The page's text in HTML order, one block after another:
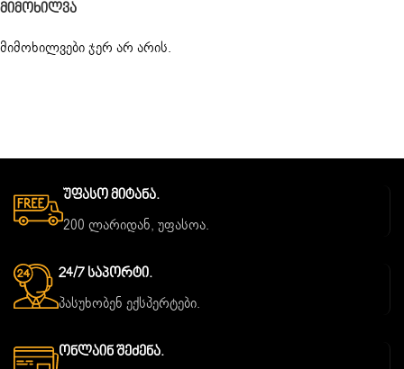
Მიმოხილვა
მიმოხილვები ჯერ არ არის.
Უფასო Მიტანა.
200 ლარიდან, უფასოა.
24/7 Საპორტი.
პასუხობენ ექსპერტები.
Ონლაინ Შეძენა.